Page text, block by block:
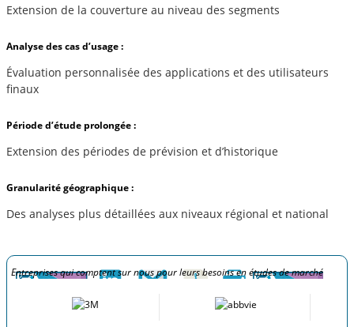
Extension de la couverture au niveau des segments
Analyse des cas d’usage :
Évaluation personnalisée des applications et des utilisateurs
finaux
Période d’étude prolongée :
Extension des périodes de prévision et d’historique
Granularité géographique :
Des analyses plus détaillées aux niveaux régional et national
Entreprises qui comptent sur nous pour leurs besoins en études de marché